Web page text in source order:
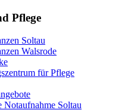
Pflege
Soltau
Walsrode
für Pflege
Notaufnahme Soltau